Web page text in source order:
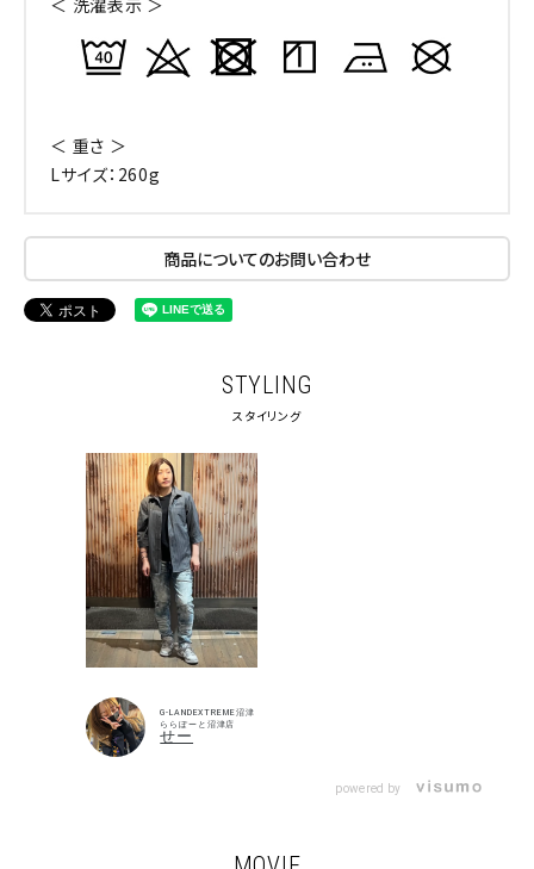
キーワードから探す
＜ 洗濯表示 ＞
＜ 重さ ＞
Lサイズ：260g
商品についてのお問い合わせ
STYLING
スタイリング
G-LANDEXTREME沼津
ららぽーと沼津店
せー
powered by